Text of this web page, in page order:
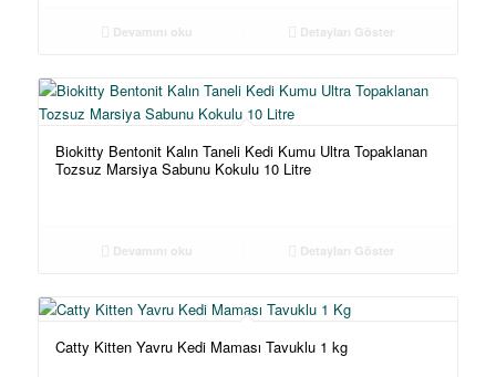
Devamını oku Detayları Göster
Biokitty Bentonit Kalın Taneli Kedi Kumu Ultra Topaklanan
Tozsuz Marsiya Sabunu Kokulu 10 Litre
Devamını oku Detayları Göster
Catty Kitten Yavru Kedi Maması Tavuklu 1 kg